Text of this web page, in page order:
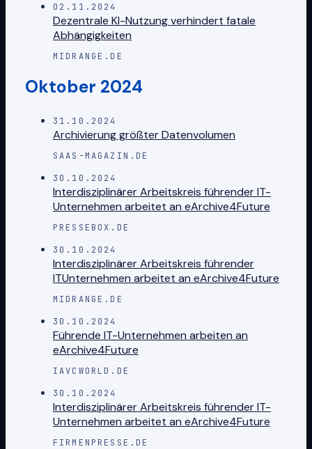
02.11.2024
Dezentrale KI-Nutzung verhindert fatale
Abhängigkeiten
MIDRANGE.DE
Oktober 2024
31.10.2024
Archivierung größter Datenvolumen
SAAS-MAGAZIN.DE
30.10.2024
Interdisziplinärer Arbeitskreis führender IT-
Unternehmen arbeitet an eArchive4Future
PRESSEBOX.DE
30.10.2024
Interdisziplinärer Arbeitskreis führender
ITUnternehmen arbeitet an eArchive4Future
MIDRANGE.DE
30.10.2024
Führende IT-Unternehmen arbeiten an
eArchive4Future
IAVCWORLD.DE
30.10.2024
Interdisziplinärer Arbeitskreis führender IT-
Unternehmen arbeitet an eArchive4Future
FIRMENPRESSE.DE